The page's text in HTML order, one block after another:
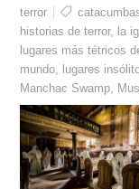
terror
historias de terror, la
lugares más tétricos
mundo
lugares
Manchac Swamp